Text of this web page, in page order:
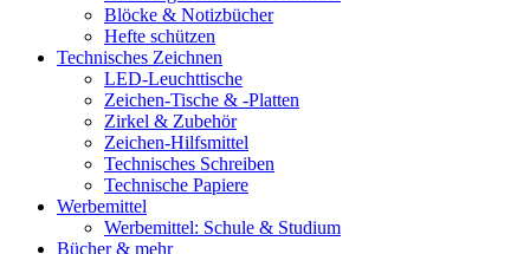
Blöcke & Notizbücher
Hefte schützen
Technisches Zeichnen
LED-Leuchttische
Zeichen-Tische & -Platten
Zirkel & Zubehör
Zeichen-Hilfsmittel
Technisches Schreiben
Technische Papiere
Werbemittel
Werbemittel: Schule & Studium
Bücher & mehr